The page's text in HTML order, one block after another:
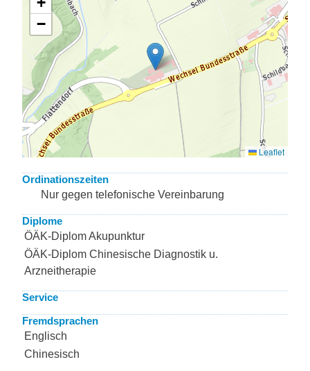
Ordinationszeiten
Nur gegen telefonische Vereinbarung
Diplome
ÖÄK-Diplom Akupunktur
ÖÄK-Diplom Chinesische Diagnostik u.
Arzneitherapie
Service
Fremdsprachen
Englisch
Chinesisch